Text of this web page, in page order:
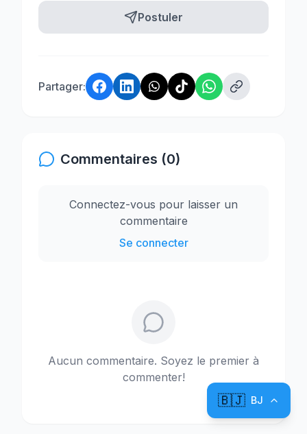
Postuler
Partager:
Commentaires (0)
Connectez-vous pour laisser un
commentaire
Se connecter
Aucun commentaire. Soyez le premier à
commenter!
🇧🇯 BJ